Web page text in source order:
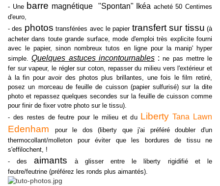
- Une barre magnétique "Spontan" Ikéa acheté 50 Centimes
d'euro,
- des photos transférées avec le papier transfert sur tissu (à
acheter dans toute grande surface, mode d'emploi très explicite fourni
avec le papier, sinon nombreux tutos en ligne pour la manip' hyper
simple.Quelques astuces incontournables: ne pas mettre le
fer sur vapeur, le régler sur coton, repasser du milieu vers l'extérieur et
à la fin pour avoir des photos plus brillantes, une fois le film retiré,
posez un morceau de feuille de cuisson (papier sulfurisé) sur la dite
photo et repassez quelques secondes sur la feuille de cuisson comme
pour finir de fixer votre photo sur le tissu).
- des restes de feutre pour le milieu et du Liberty Tana Lawn
Edenham
pour le dos (liberty que j'ai préféré doubler d'un
thermocollant/molleton pour éviter que les bordures de tissu ne
s'effilochent, !
- desaimants à glisser entre le liberty rigidifié et le
feutre/feutrine (préférez les ronds plus aimantés).